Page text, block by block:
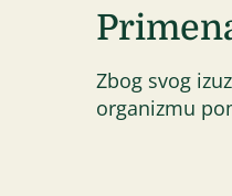
Zbog svog
organizmu